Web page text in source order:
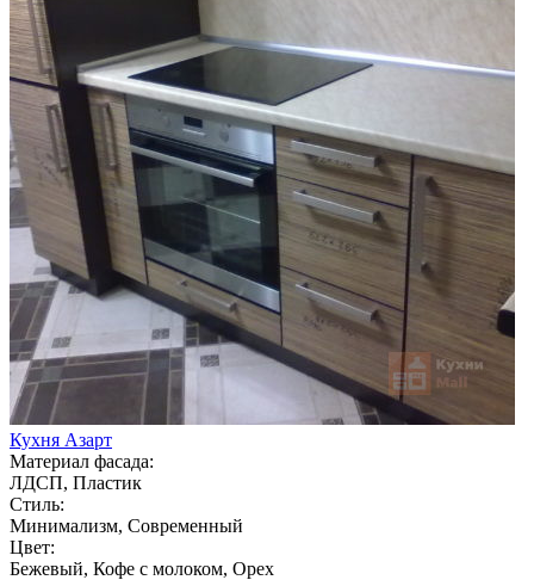
Кухня Азарт
Материал фасада:
ЛДСП, Пластик
Стиль:
Минимализм, Современный
Цвет:
Бежевый, Кофе с молоком, Орех